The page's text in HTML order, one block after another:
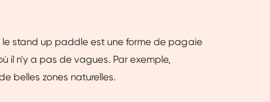
le stand up paddle est une forme de pagaie
il n'y a pas de vagues. Par exemple,
belles zones naturelles.